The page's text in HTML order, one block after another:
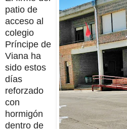
patio de
acceso al
colegio
Príncipe de
Viana ha
sido estos
días
reforzado
con
hormigón
dentro de